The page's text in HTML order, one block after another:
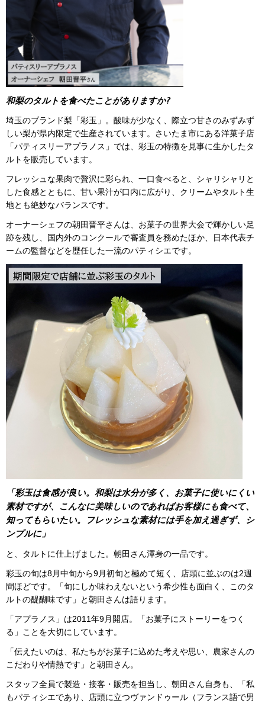
和梨のタルトを食べたことがありますか?
埼玉のブランド梨「彩玉」。酸味が少なく、際立つ甘さのみずみず
しい梨が県内限定で生産されています。さいたま市にある洋菓子店
「パティスリーアプラノス」では、彩玉の特徴を見事に生かしたタ
ルトを販売しています。
フレッシュな果肉で贅沢に彩られ、一口食べると、シャリシャリと
した食感とともに、甘い果汁が口内に広がり、クリームやタルト生
地とも絶妙なバランスです。
オーナーシェフの朝田晋平さんは、お菓子の世界大会で輝かしい足
跡を残し、国内外のコンクールで審査員を務めたほか、日本代表チ
ームの監督などを歴任した一流のパティシエです。
「彩玉は食感が良い。和梨は水分が多く、お菓子に使いにくい
素材ですが、こんなに美味しいのであればお客様にも食べて、
知ってもらいたい。フレッシュな素材には手を加え過ぎず、シ
ンプルに」
と、タルトに仕上げました。朝田さん渾身の一品です。
彩玉の旬は8月中旬から9月初旬と極めて短く、店頭に並ぶのは2週
間ほどです。「旬にしか味わえないという希少性も面白く、このタ
ルトの醍醐味です」と朝田さんは語ります。
「アプラノス」は2011年9月開店。「お菓子にストーリーをつく
る」ことを大切にしています。
「伝えたいのは、私たちがお菓子に込めた考えや思い、農家さんの
こだわりや情熱です」と朝田さん。
スタッフ全員で製造・接客・販売を担当し、朝田さん自身も、「私
もパティシエであり、店頭に立つヴァンドゥール（フランス語で男